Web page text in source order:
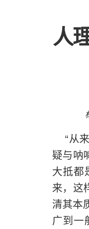
人
“从来
疑与呐
大抵都
来，这
清其本
广到一